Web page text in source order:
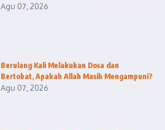
Agu 07, 2026
Berulang Kali Melakukan Dosa dan
Bertobat, Apakah Allah Masih Mengampuni?
Agu 07, 2026